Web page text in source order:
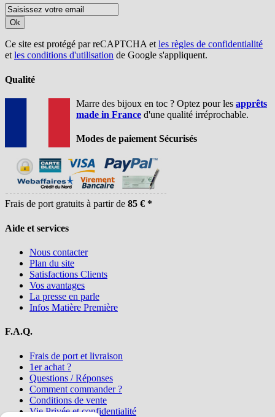
Ok
Ce site est protégé par reCAPTCHA etles règles de confidentialité
etles conditions d'utilisation de Google s'appliquent.
Qualité
Marre des bijoux en toc ? Optez pour les apprêts
made in France d'une qualité irréprochable.
Modes de paiement Sécurisés
Frais de port gratuits à partir de 85 € *
Aide et services
Nous contacter
Plan du site
Satisfactions Clients
Vos avantages
La presse en parle
Infos Matière Première
F.A.Q.
Frais de port et livraison
1er achat ?
Questions / Réponses
Comment commander ?
Conditions de vente
Vie Privée et confidentialité